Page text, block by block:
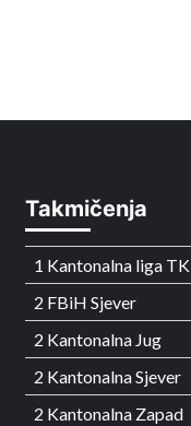
Takmičenja
1 Kantonalna liga TK
2 FBiH Sjever
2 Kantonalna Jug
2 Kantonalna Sjever
2 Kantonalna Zapad